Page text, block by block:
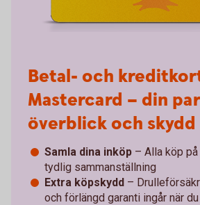
Betal- och
Mastercard – din
överblick och skydd
Samla dina inköp – Alla köp
tydlig sammanställning
Extra köpskydd –
och förlängd garanti ingår när